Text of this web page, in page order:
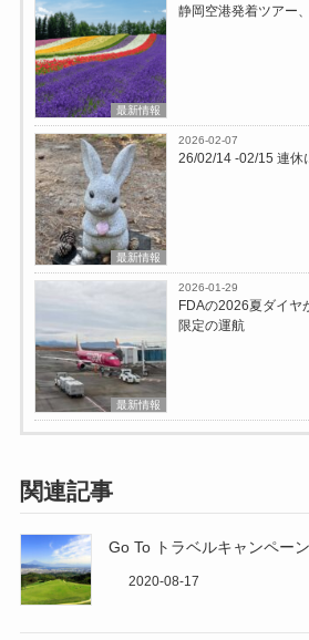
最新情報
静岡空港発着ツアー
最新情報
2026-02-07
26/02/14 -02/15 連休
最新情報
2026-01-29
FDAの2026夏ダイ
限定の運航
関連記事
Go To トラベルキャンペー
2020-08-17